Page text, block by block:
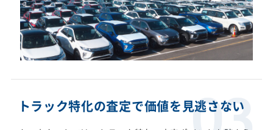
トラック特化の査定で価値を見逃さない